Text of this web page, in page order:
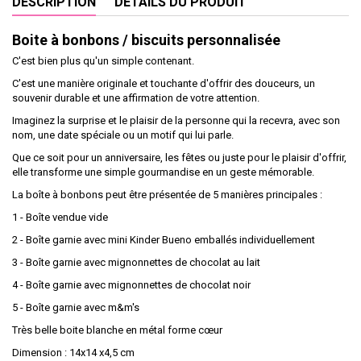
Boite à bonbons / biscuits personnalisée
C'est bien plus qu'un simple contenant.
C'est une manière originale et touchante d'offrir des douceurs, un
souvenir durable et une affirmation de votre attention.
Imaginez la surprise et le plaisir de la personne qui la recevra, avec son
nom, une date spéciale ou un motif qui lui parle.
Que ce soit pour un anniversaire, les fêtes ou juste pour le plaisir d'offrir,
elle transforme une simple gourmandise en un geste mémorable.
La boîte à bonbons peut être présentée de 5 manières principales :
1 - Boîte vendue vide
2 - Boîte garnie avec mini Kinder Bueno emballés individuellement
3 - Boîte garnie avec mignonnettes de chocolat au lait
4 - Boîte garnie avec mignonnettes de chocolat noir
5 - Boîte garnie avec m&m's
Très belle boite blanche en métal forme cœur
Dimension : 14x14 x4,5 cm